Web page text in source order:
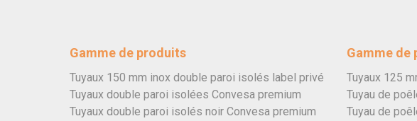
Gamme de produits
Tuyaux 150 mm inox double paroi isolés label privé
Tuyaux double paroi isolées Convesa premium
Tuyaux double paroi isolés noir Convesa premium
Gamme de
Tuyaux 125
Tuyau de
Tuyau de